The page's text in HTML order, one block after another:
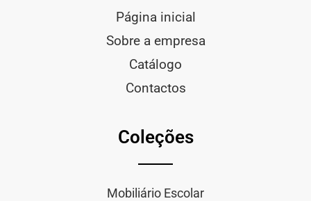
Página inicial
Sobre a empresa
Catálogo
Contactos
Coleções
Mobiliário Escolar